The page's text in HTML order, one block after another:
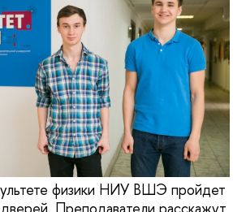
физики НИУ ВШЭ пройдет